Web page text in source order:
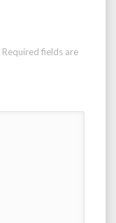
Required fields are